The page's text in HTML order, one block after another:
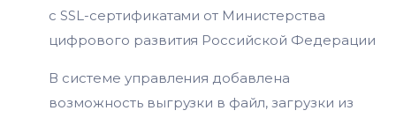
с SSL-сертификатами от Министерства
цифрового развития Российской Федерации
В системе управления добавлена
возможность выгрузки в файл, загрузки из